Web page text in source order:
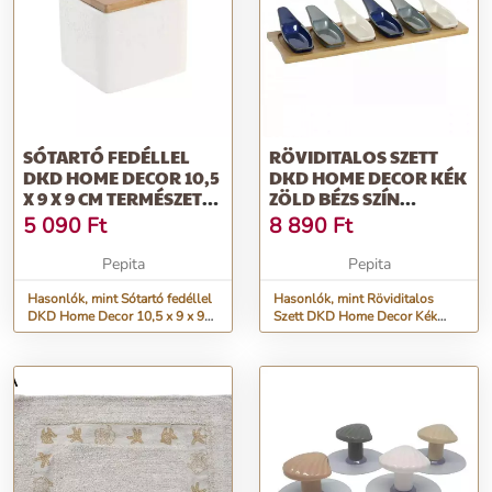
SÓTARTÓ FEDÉLLEL
DKD HOME DECOR 10,5
X 9 X 9 CM TERMÉSZETES
PORCE...
5 090 Ft
Pepita
Hasonlók, mint Sótartó fedéllel
DKD Home Decor 10,5 x 9 x 9
cm Természetes Porce...
RÖVIDITALOS SZETT
DKD HOME DECOR KÉK
ZÖLD BÉZS SZÍN
BAMBUSZ PORCE...
8 890 Ft
Pepita
Hasonlók, mint Röviditalos
Szett DKD Home Decor Kék
Zöld Bézs szín Bambusz